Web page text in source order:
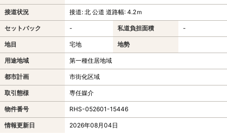
接道状況 接道: 北 公道 道路幅: 4.2ｍ
セットバック - 私道負担面積 -
地目 宅地 地勢
用途地域 第一種住居地域
都市計画 市街化区域
取引態様 専任媒介
物件番号 RHS-052601-15446
情報更新日 2026年08月04日